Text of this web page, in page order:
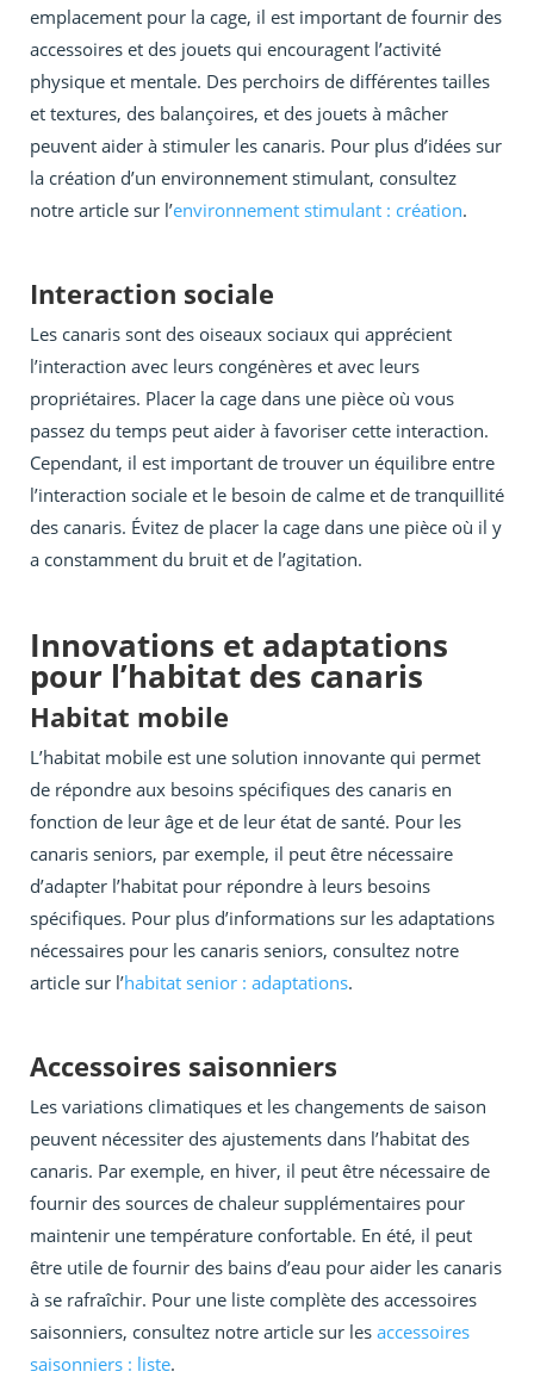
emplacement pour la cage, il est important de fournir des
accessoires et des jouets qui encouragent l’activité
physique et mentale. Des perchoirs de différentes tailles
et textures, des balançoires, et des jouets à mâcher
peuvent aider à stimuler les canaris. Pour plus d’idées sur
la création d’un environnement stimulant, consultez
notre article sur l’environnement stimulant : création.
Interaction sociale
Les canaris sont des oiseaux sociaux qui apprécient
l’interaction avec leurs congénères et avec leurs
propriétaires. Placer la cage dans une pièce où vous
passez du temps peut aider à favoriser cette interaction.
Cependant, il est important de trouver un équilibre entre
l’interaction sociale et le besoin de calme et de tranquillité
des canaris. Évitez de placer la cage dans une pièce où il y
a constamment du bruit et de l’agitation.
Innovations et adaptations
pour l’habitat des canaris
Habitat mobile
L’habitat mobile est une solution innovante qui permet
de répondre aux besoins spécifiques des canaris en
fonction de leur âge et de leur état de santé. Pour les
canaris seniors, par exemple, il peut être nécessaire
d’adapter l’habitat pour répondre à leurs besoins
spécifiques. Pour plus d’informations sur les adaptations
nécessaires pour les canaris seniors, consultez notre
article sur l’habitat senior : adaptations.
Accessoires saisonniers
Les variations climatiques et les changements de saison
peuvent nécessiter des ajustements dans l’habitat des
canaris. Par exemple, en hiver, il peut être nécessaire de
fournir des sources de chaleur supplémentaires pour
maintenir une température confortable. En été, il peut
être utile de fournir des bains d’eau pour aider les canaris
à se rafraîchir. Pour une liste complète des accessoires
saisonniers, consultez notre article sur les accessoires
saisonniers : liste.